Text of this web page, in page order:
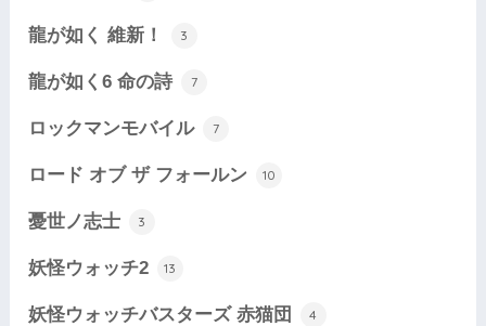
龍が如く 維新！ 3
龍が如く6 命の詩 7
ロックマンモバイル 7
ロード オブ ザ フォールン 10
憂世ノ志士 3
妖怪ウォッチ2 13
妖怪ウォッチバスターズ 赤猫団 4